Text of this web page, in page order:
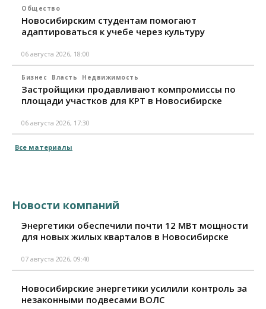
Общество
Новосибирским студентам помогают
адаптироваться к учебе через культуру
06 августа 2026, 18:00
Бизнес Власть Недвижимость
Застройщики продавливают компромиссы по
площади участков для КРТ в Новосибирске
06 августа 2026, 17:30
Все материалы
Новости компаний
Энергетики обеспечили почти 12 МВт мощности
для новых жилых кварталов в Новосибирске
07 августа 2026, 09:40
Новосибирские энергетики усилили контроль за
незаконными подвесами ВОЛС